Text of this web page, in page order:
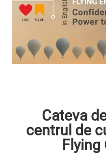
Cateva
centrul de
Flying